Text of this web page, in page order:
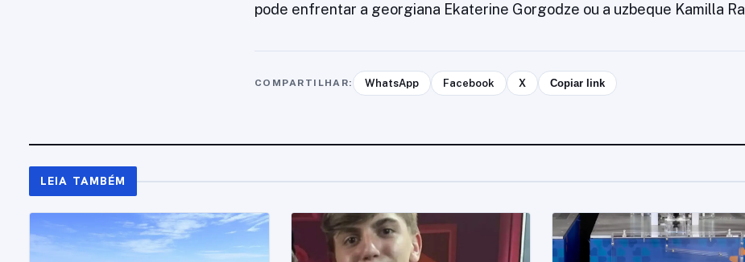
pode enfrentar a georgiana Ekaterine Gorgodze ou a uzbeque Kamilla
COMPARTILHAR: WhatsApp Facebook X Copiar link
LEIA TAMBÉM